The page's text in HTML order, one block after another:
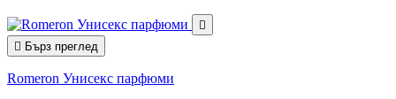

 Бърз преглед
Romeron Унисекс парфюми